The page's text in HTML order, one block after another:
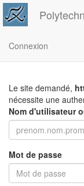
Connexion
Le site demandé,
nécessite une
Nom d'utilisateur
Mot de passe